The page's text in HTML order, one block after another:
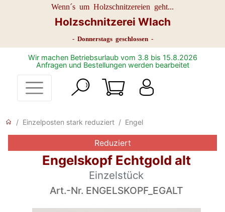
Wenn´s um Holzschnitzereien geht...
Holzschnitzerei Wlach
- Donnerstags geschlossen -
Wir machen Betriebsurlaub vom 3.8 bis 15.8.2026
Anfragen und Bestellungen werden bearbeitet
Einzelposten stark reduziert Engel
Reduziert
Engelskopf Echtgold alt
Einzelstück
Art.-Nr. ENGELSKOPF_EGALT